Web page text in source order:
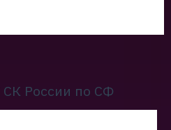
СК России по СФ